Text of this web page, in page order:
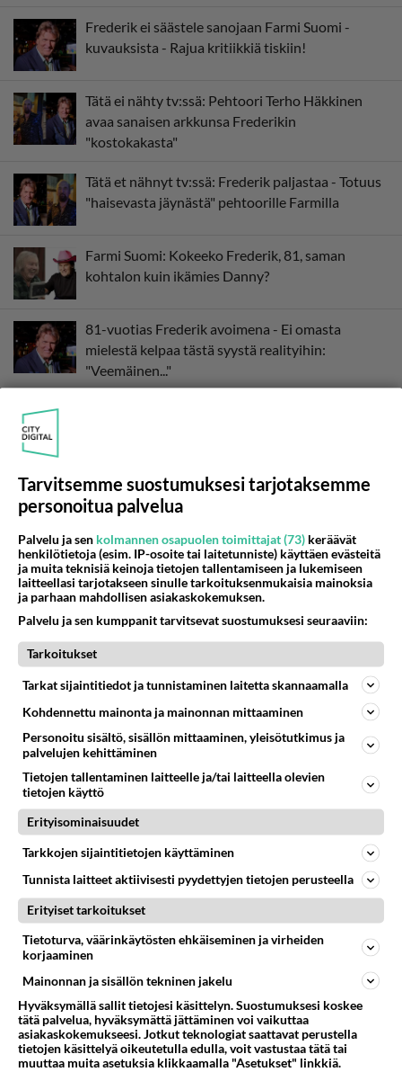
Frederik ei säästele sanojaan Farmi Suomi -
kuvauksista - Rajua kritiikkiä tiskiin!
Tätä ei nähty tv:ssä: Pehtoori Terho Häkkinen
avaa sanaisen arkkunsa Frederikin
"kostokakasta"
Tätä et nähnyt tv:ssä: Frederik paljastaa - Totuus
"haisevasta jäynästä" pehtoorille Farmilla
Farmi Suomi: Kokeeko Frederik, 81, saman
kohtalon kuin ikämies Danny?
81-vuotias Frederik avoimena - Ei omasta
mielestä kelpaa tästä syystä realityihin:
"Veemäinen..."
Tarvitsemme suostumuksesi tarjotaksemme
personoitua palvelua
Palvelu ja sen kolmannen osapuolen toimittajat (73) keräävät
henkilötietoja (esim. IP-osoite tai laitetunniste) käyttäen evästeitä
ja muita teknisiä keinoja tietojen tallentamiseen ja lukemiseen
laitteellasi tarjotakseen sinulle tarkoituksenmukaisia mainoksia
ja parhaan mahdollisen asiakaskokemuksen.
Palvelu ja sen kumppanit tarvitsevat suostumuksesi seuraaviin:
Tarkoitukset
Tarkat sijaintitiedot ja tunnistaminen laitetta skannaamalla
Kohdennettu mainonta ja mainonnan mittaaminen
Personoitu sisältö, sisällön mittaaminen, yleisötutkimus ja
palvelujen kehittäminen
Tietojen tallentaminen laitteelle ja/tai laitteella olevien
tietojen käyttö
Erityisominaisuudet
Tarkkojen sijaintitietojen käyttäminen
Tunnista laitteet aktiivisesti pyydettyjen tietojen perusteella
Erityiset tarkoitukset
Tietoturva, väärinkäytösten ehkäiseminen ja virheiden
korjaaminen
Mainonnan ja sisällön tekninen jakelu
Hyväksymällä sallit tietojesi käsittelyn. Suostumuksesi koskee
tätä palvelua, hyväksymättä jättäminen voi vaikuttaa
asiakaskokemukseesi. Jotkut teknologiat saattavat perustella
tietojen käsittelyä oikeutetulla edulla, voit vastustaa tätä tai
muuttaa muita asetuksia klikkaamalla "Asetukset" linkkiä.